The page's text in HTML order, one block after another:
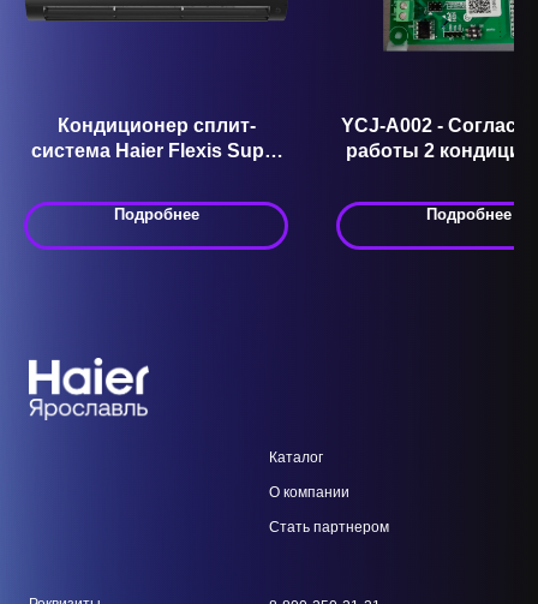
Кондиционер сплит-
система Haier Flexis Super
Подробнее
YCJ-A002 -
работы 2
Подробнее
Каталог
О компании
Стать партнером